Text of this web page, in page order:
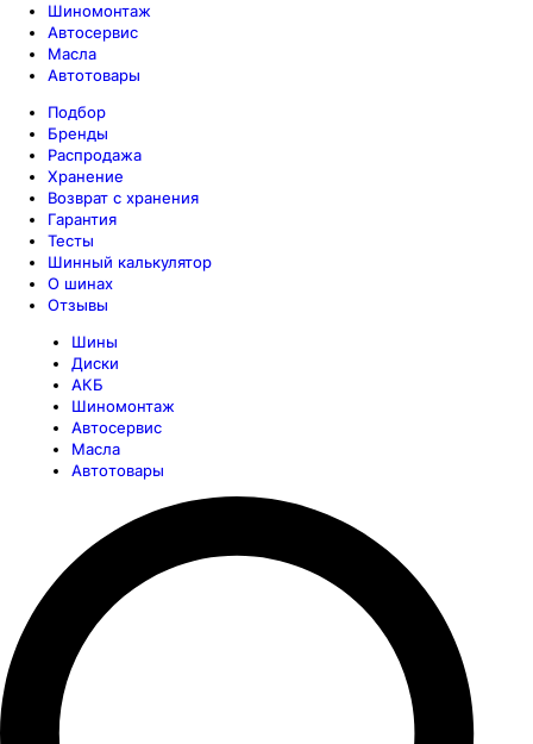
Шиномонтаж
Автосервис
Масла
Автотовары
Подбор
Бренды
Распродажа
Хранение
Возврат с хранения
Гарантия
Тесты
Шинный калькулятор
О шинах
Отзывы
Шины
Диски
АКБ
Шиномонтаж
Автосервис
Масла
Автотовары